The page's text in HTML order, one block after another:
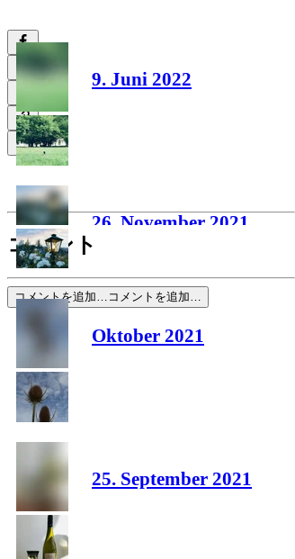
コメント
コメントを追加… コメントを追加…
9. Juni 2022
26. November 2021
Oktober 2021
25. September 2021